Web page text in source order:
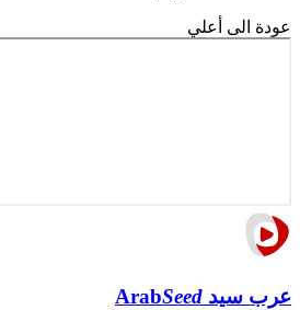
عودة الى أعلي
عرب سيد ArabSeed